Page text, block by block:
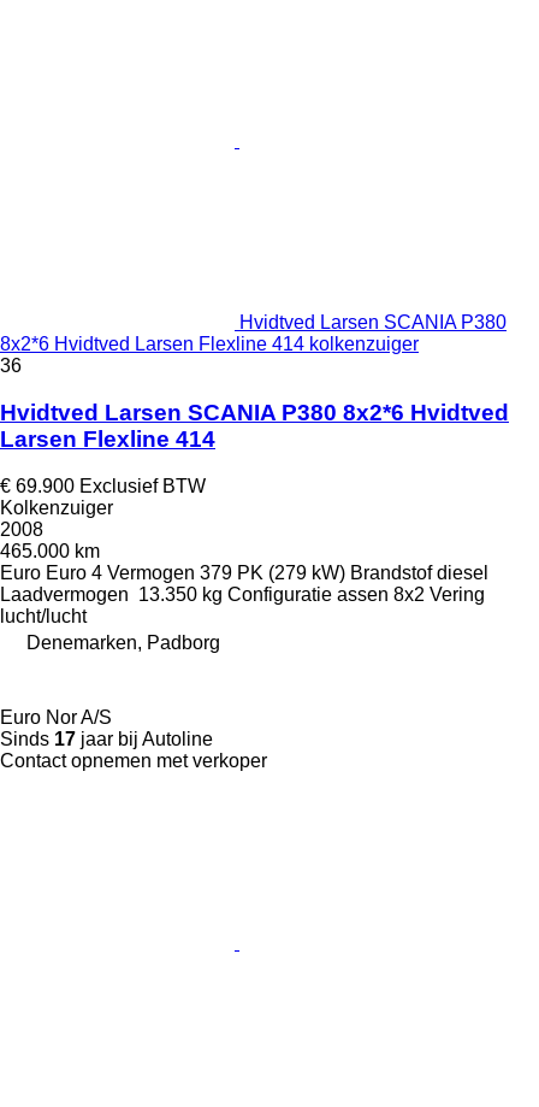
Hvidtved Larsen SCANIA P380
8x2*6 Hvidtved Larsen Flexline 414 kolkenzuiger
36
Hvidtved Larsen SCANIA P380 8x2*6 Hvidtved
Larsen Flexline 414
€ 69.900 Exclusief BTW
Kolkenzuiger
2008
465.000 km
Euro Euro 4 Vermogen 379 PK (279 kW) Brandstof diesel
Laadvermogen 13.350 kg Configuratie assen 8x2 Vering
lucht/lucht
Denemarken, Padborg
Euro Nor A/S
Sinds 17 jaar bij Autoline
Contact opnemen met verkoper